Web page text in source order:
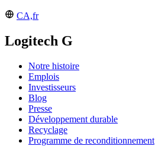
CA,fr
Logitech G
Notre histoire
Emplois
Investisseurs
Blog
Presse
Développement durable
Recyclage
Programme de reconditionnement